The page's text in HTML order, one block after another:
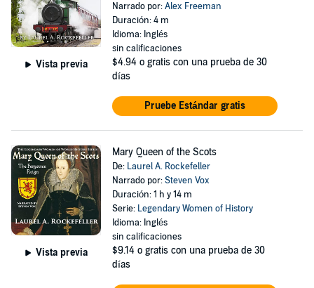
Vista previa
Narrado por:Alex Freeman
Duración: 4 m
Idioma: Inglés
sin calificaciones
$4.94 o gratis con una prueba de 30
días
Pruebe Estándar gratis
Vista previa
Mary Queen of the Scots
De: Laurel A. Rockefeller
Narrado por:Steven Vox
Duración: 1 h y 14 m
Serie: Legendary Women of History
Idioma: Inglés
sin calificaciones
$9.14 o gratis con una prueba de 30
días